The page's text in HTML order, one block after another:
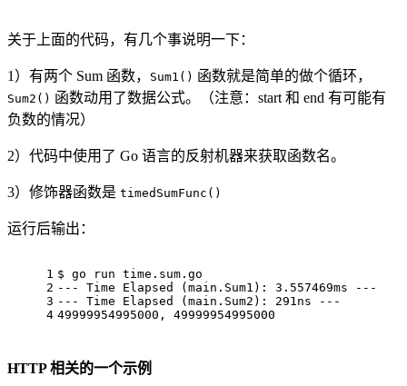
关于上面的代码，有几个事说明一下：
1）有两个 Sum 函数， Sum1() 函数就是简单的做个循环，
Sum2() 函数动用了数据公式。（注意：start 和 end 有可能有
负数的情况）
2）代码中使用了 Go 语言的反射机器来获取函数名。
3）修饰器函数是 timedSumFunc()
运行后输出：
1
2
3
4
$ go run time.sum. go
--- Time Elapsed (main.Sum1): 3.557469ms ---
--- Time Elapsed (main.Sum2): 291ns ---
49999954995000 , 49999954995000
HTTP 相关的一个示例